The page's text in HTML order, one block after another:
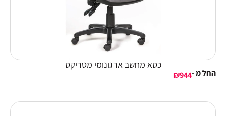
כסא מחשב ארגונומי מטריקס
החל מ - ₪944